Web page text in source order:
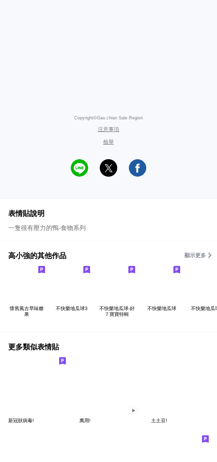
Copyright©Gao.chian Sale Region
注意事項
檢舉
表情貼說明
一隻很有壓力的鴨-食物系列
高小強的其他作品 顯示更多
懷舊風古早味糖
果
不快樂地瓜球3
不快樂地瓜球-好
７寶寶特輯
不快樂地瓜球 不快樂地瓜
更多類似表情貼
新冠狀病毒! 萬用! 土土豆!